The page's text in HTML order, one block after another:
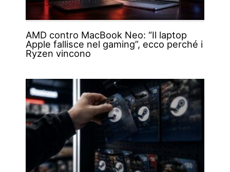
AMD contro MacBook Neo: “Il laptop
Apple fallisce nel gaming”, ecco perché i
Ryzen vincono